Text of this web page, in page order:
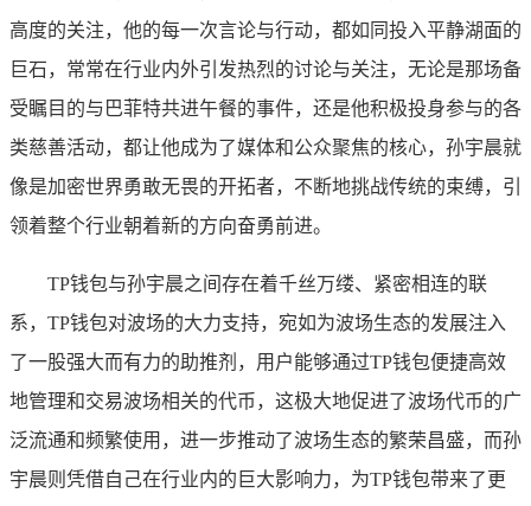
高度的关注，他的每一次言论与行动，都如同投入平静湖面的
巨石，常常在行业内外引发热烈的讨论与关注，无论是那场备
受瞩目的与巴菲特共进午餐的事件，还是他积极投身参与的各
类慈善活动，都让他成为了媒体和公众聚焦的核心，孙宇晨就
像是加密世界勇敢无畏的开拓者，不断地挑战传统的束缚，引
领着整个行业朝着新的方向奋勇前进。
TP钱包与孙宇晨之间存在着千丝万缕、紧密相连的联
系，TP钱包对波场的大力支持，宛如为波场生态的发展注入
了一股强大而有力的助推剂，用户能够通过TP钱包便捷高效
地管理和交易波场相关的代币，这极大地促进了波场代币的广
泛流通和频繁使用，进一步推动了波场生态的繁荣昌盛，而孙
宇晨则凭借自己在行业内的巨大影响力，为TP钱包带来了更